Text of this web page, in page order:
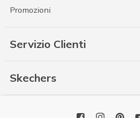
Promozioni
Servizio Clienti
Skechers